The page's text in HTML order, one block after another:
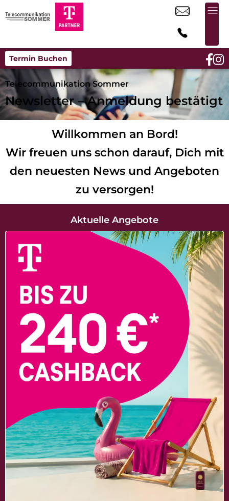
Termin Buchen
Telecommunikation Sommer
Newsletter – Anmeldung bestätigt
Willkommen an Bord!
Wir freuen uns schon darauf, Dich mit
den neuesten News und Angeboten
zu versorgen!
Aktuelle Angebote